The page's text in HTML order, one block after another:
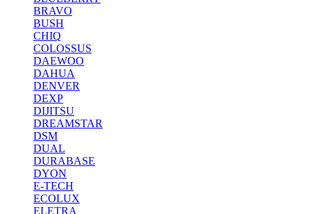
BRAVO
BUSH
CHIQ
COLOSSUS
DAEWOO
DAHUA
DENVER
DEXP
DIJITSU
DREAMSTAR
DSM
DUAL
DURABASE
DYON
E-TECH
ECOLUX
ELETRA